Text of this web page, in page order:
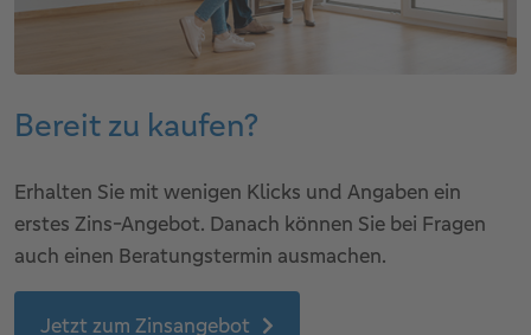
Bereit zu kaufen?
Erhalten Sie mit wenigen Klicks und Angaben ein
erstes Zins-Angebot. Danach können Sie bei Fragen
auch einen Beratungstermin ausmachen.
Jetzt zum Zinsangebot